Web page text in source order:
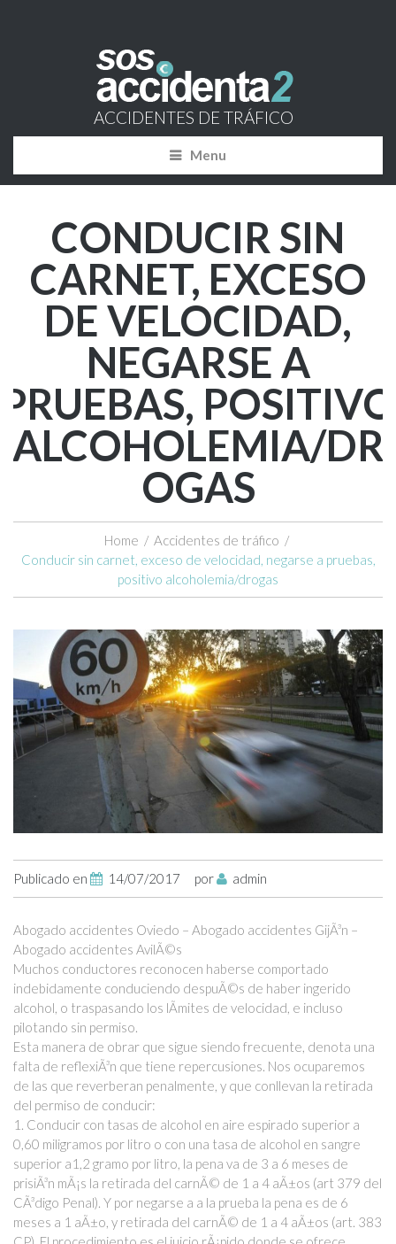
ACCIDENTES DE TRÁFICO
Menu
CONDUCIR SIN
CARNET, EXCESO
DE VELOCIDAD,
NEGARSE A
PRUEBAS, POSITIVO
ALCOHOLEMIA/DR
OGAS
Home / Accidentes de tráfico /
Conducir sin carnet, exceso de velocidad, negarse a pruebas,
positivo alcoholemia/drogas
Publicado en 14/07/2017 por admin
Abogado accidentes Oviedo – Abogado accidentes GijÃ³n –
Abogado accidentes AvilÃ©s
Muchos conductores reconocen haberse comportado
indebidamente conduciendo despuÃ©s de haber ingerido
alcohol, o traspasando los lÃ­mites de velocidad, e incluso
pilotando sin permiso.
Esta manera de obrar que sigue siendo frecuente, denota una
falta de reflexiÃ³n que tiene repercusiones. Nos ocuparemos
de las que reverberan penalmente, y que conllevan la retirada
del permiso de conducir:
1. Conducir con tasas de alcohol en aire espirado superior a
0,60 miligramos por litro o con una tasa de alcohol en sangre
superior a1,2 gramo por litro, la pena va de 3 a 6 meses de
prisiÃ³n mÃ¡s la retirada del carnÃ© de 1 a 4 aÃ±os (art 379 del
CÃ³digo Penal). Y por negarse a a la prueba la pena es de 6
meses a 1 aÃ±o, y retirada del carnÃ© de 1 a 4 aÃ±os (art. 383